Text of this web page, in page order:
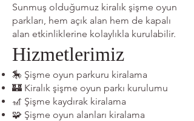
Sunmuş olduğumuz kiralık şişme oyun
parkları, hem açık alan hem de kapalı
alan etkinliklerine kolaylıkla kurulabilir.
Hizmetlerimiz
🎠 Şişme oyun parkuru kiralama
🏰 Kiralık şişme oyun parkı kurulumu
🎢 Şişme kaydırak kiralama
🧩 Şişme oyun alanları kiralama